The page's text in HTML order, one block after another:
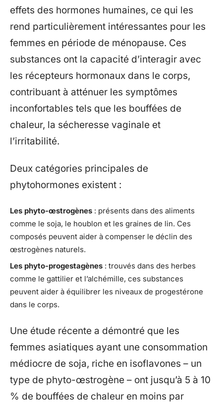
effets des hormones humaines, ce qui les
rend particulièrement intéressantes pour les
femmes en période de ménopause. Ces
substances ont la capacité d’interagir avec
les récepteurs hormonaux dans le corps,
contribuant à atténuer les symptômes
inconfortables tels que les bouffées de
chaleur, la sécheresse vaginale et
l’irritabilité.
Deux catégories principales de
phytohormones existent :
Les phyto-œstrogènes : présents dans des aliments
comme le soja, le houblon et les graines de lin. Ces
composés peuvent aider à compenser le déclin des
œstrogènes naturels.
Les phyto-progestagènes : trouvés dans des herbes
comme le gattilier et l’alchémille, ces substances
peuvent aider à équilibrer les niveaux de progestérone
dans le corps.
Une étude récente a démontré que les
femmes asiatiques ayant une consommation
médiocre de soja, riche en isoflavones – un
type de phyto-œstrogène – ont jusqu’à 5 à 10
% de bouffées de chaleur en moins par